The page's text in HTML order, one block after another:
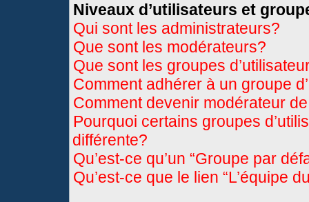
Niveaux d’utilisateurs et
Qui sont les administrateurs?
Que sont les modérateurs?
Que sont les groupes
Comment adhérer à un groupe
Comment devenir modérateur
Pourquoi certains groupes
différente?
Qu’est-ce qu’un “Groupe par
Qu’est-ce que le lien “L’équipe